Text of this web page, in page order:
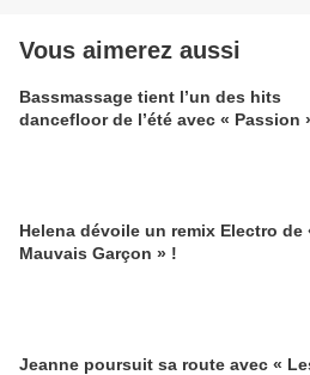
Vous aimerez aussi
Bassmassage tient l’un des hits
dancefloor de l’été avec « Passion
Helena dévoile un remix Electro de
Mauvais Garçon » !
Jeanne poursuit sa route avec «